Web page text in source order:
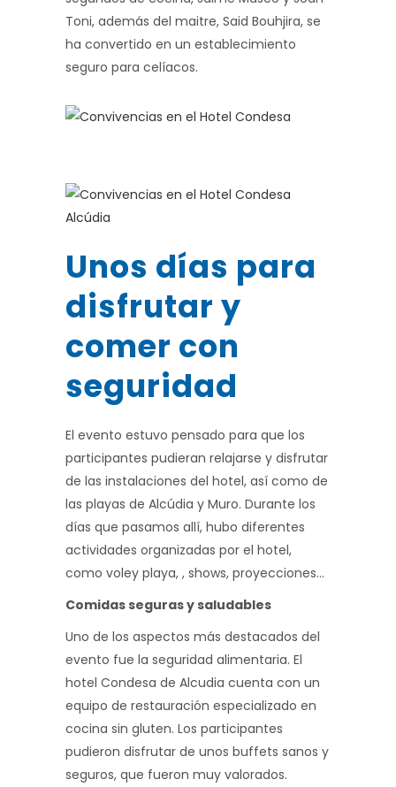
Toni, además del maitre, Said Bouhjira, se
ha convertido en un establecimiento
seguro para celíacos.
Unos días para
disfrutar y
comer con
seguridad
El evento estuvo pensado para que los
participantes pudieran relajarse y disfrutar
de las instalaciones del hotel, así como de
las playas de Alcúdia y Muro. Durante los
días que pasamos allí, hubo diferentes
actividades organizadas por el hotel,
como voley playa, , shows, proyecciones…
Comidas seguras y saludables
Uno de los aspectos más destacados del
evento fue la seguridad alimentaria. El
hotel Condesa de Alcudia cuenta con un
equipo de restauración especializado en
cocina sin gluten. Los participantes
pudieron disfrutar de unos buffets sanos y
seguros, que fueron muy valorados.